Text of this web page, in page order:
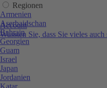
Account
Wussten Sie, dass Sie vieles
Regionen
Armenien
Aserbaidschan
Bahrain
Georgien
Guam
Israel
Japan
Jordanien
Katar